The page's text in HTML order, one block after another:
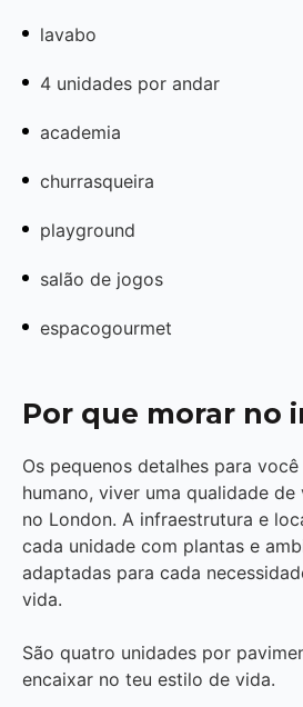
lavabo
4 unidades por andar
academia
churrasqueira
playground
salão de jogos
espacogourmet
Por que morar no
Os pequenos detalhes para
humano, viver uma qualidade de
no London. A infraestrutura e
cada unidade com plantas e
adaptadas para cada
vida.
São quatro unidades por
encaixar no teu estilo de vida.